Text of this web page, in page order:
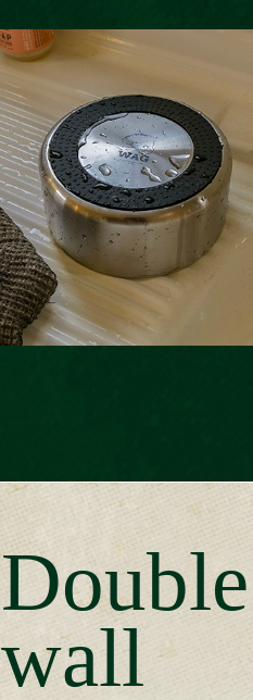
Double
wall